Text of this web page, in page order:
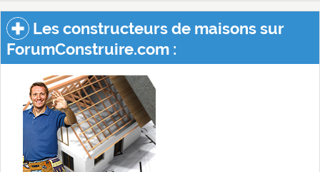
Les constructeurs de maisons sur
ForumConstruire.com :